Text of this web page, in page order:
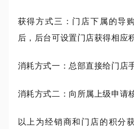
获得方式三：门店下属的导
后，后台可设置门店获得相应
消耗方式一：总部直接给门店
消耗方式二：向所属上级申请
以上为经销商和门店的积分